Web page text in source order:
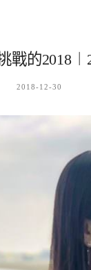
戰的
2018-12-30